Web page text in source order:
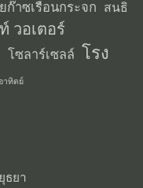
ก๊าซเรือนกระจก สนธิ
วอเตอร์
โซลาร์เซลล์ โรง
าทิตย์
ธยา